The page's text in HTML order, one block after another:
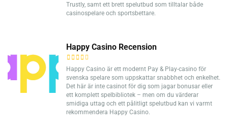
Trustly, samt ett brett spelutbud som tilltalar både
casinospelare och sportsbettare.
Happy Casino Recension
Happy Casino är ett modernt Pay & Play-casino för
svenska spelare som uppskattar snabbhet och enkelhet.
Det här är inte casinot för dig som jagar bonusar eller
ett komplett spelbibliotek – men om du värderar
smidiga uttag och ett pålitligt spelutbud kan vi varmt
rekommendera Happy Casino.